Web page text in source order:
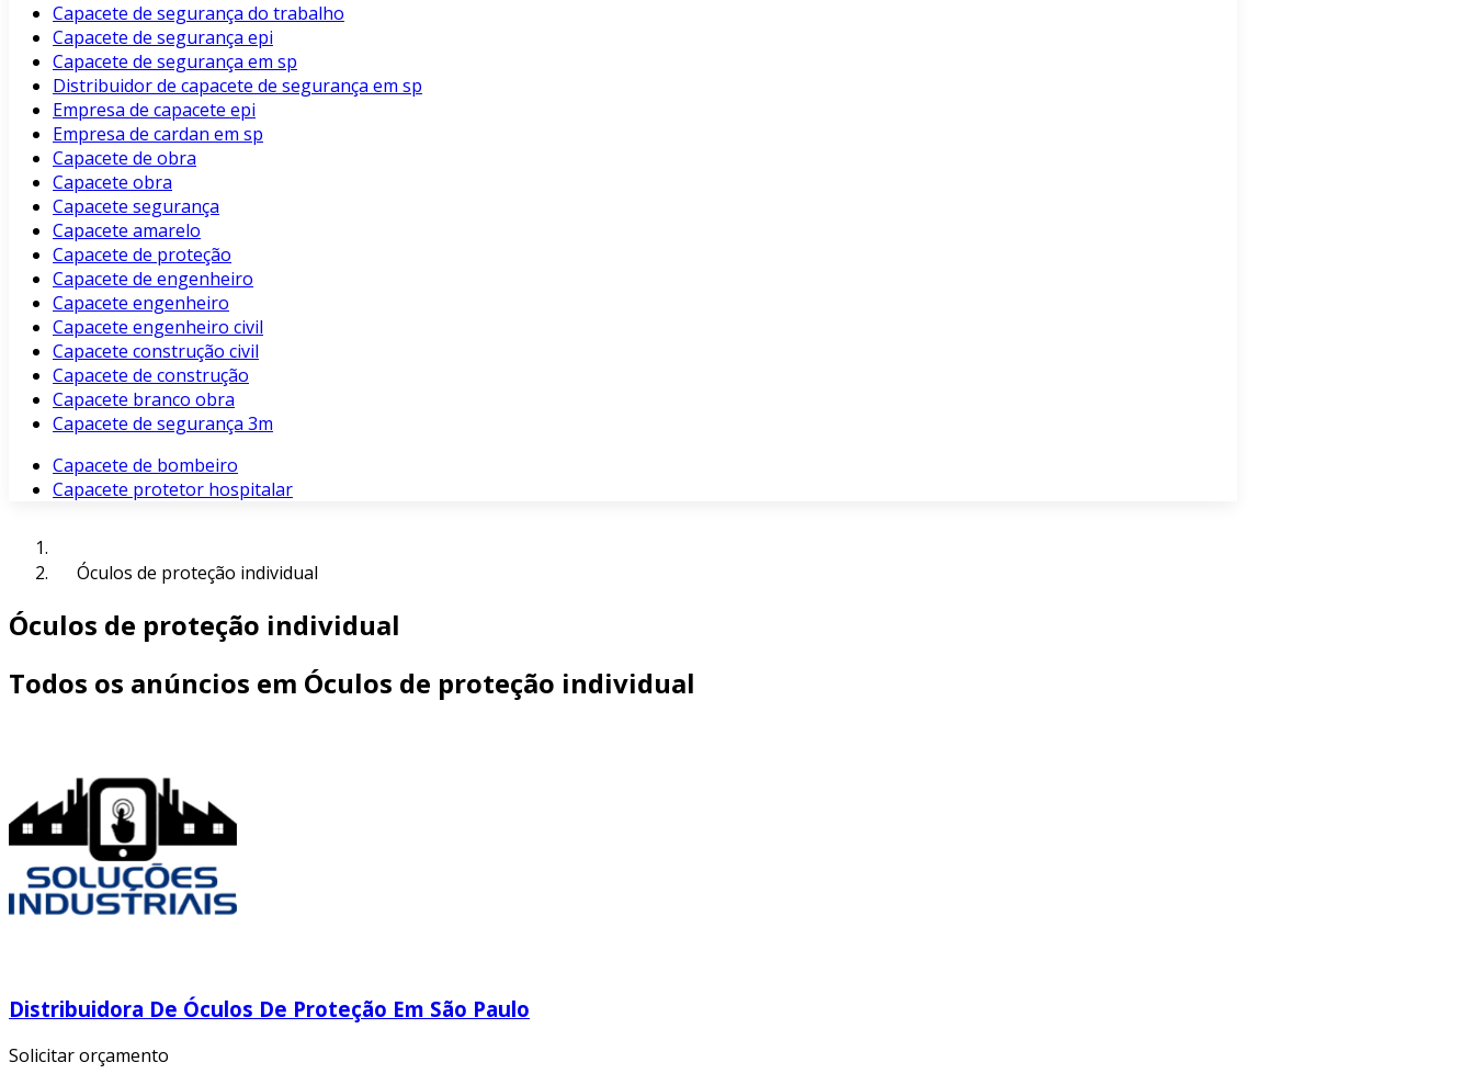
Capacete de segurança do trabalho
Capacete de segurança epi
Capacete de segurança em sp
Distribuidor de capacete de segurança em sp
Empresa de capacete epi
Empresa de cardan em sp
Capacete de obra
Capacete obra
Capacete segurança
Capacete amarelo
Capacete de proteção
Capacete de engenheiro
Capacete engenheiro
Capacete engenheiro civil
Capacete construção civil
Capacete de construção
Capacete branco obra
Capacete de segurança 3m
Capacete de bombeiro
Capacete protetor hospitalar
Óculos de proteção individual
Óculos de proteção individual
Todos os anúncios em Óculos de proteção individual
Distribuidora De Óculos De Proteção Em São Paulo
Solicitar orçamento